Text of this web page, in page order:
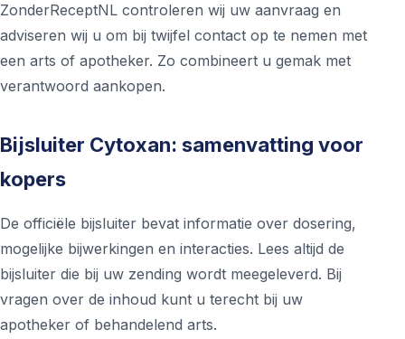
ZonderReceptNL controleren wij uw aanvraag en
adviseren wij u om bij twijfel contact op te nemen met
een arts of apotheker. Zo combineert u gemak met
verantwoord aankopen.
Bijsluiter Cytoxan: samenvatting voor
kopers
De officiële bijsluiter bevat informatie over dosering,
mogelijke bijwerkingen en interacties. Lees altijd de
bijsluiter die bij uw zending wordt meegeleverd. Bij
vragen over de inhoud kunt u terecht bij uw
apotheker of behandelend arts.